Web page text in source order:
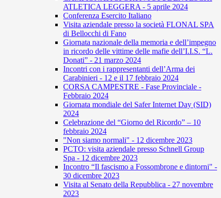
ATLETICA LEGGERA - 5 aprile 2024
Conferenza Esercito Italiano
Visita aziendale presso la società FLONAL SPA
di Bellocchi di Fano
Giornata nazionale della memoria e dell’impegno
in ricordo delle vittime delle mafie dell’I.I.S. “L.
Donati” - 21 marzo 2024
Incontri con i rappresentanti dell’Arma dei
Carabinieri - 12 e il 17 febbraio 2024
CORSA CAMPESTRE - Fase Provinciale -
Febbraio 2024
Giornata mondiale del Safer Internet Day (SID)
2024
Celebrazione del “Giorno del Ricordo” – 10
febbraio 2024
"Non siamo normali" - 12 dicembre 2023
PCTO: visita aziendale presso Schnell Group
Spa - 12 dicembre 2023
Incontro “Il fascismo a Fossombrone e dintorni" -
30 dicembre 2023
Visita al Senato della Repubblica - 27 novembre
2023